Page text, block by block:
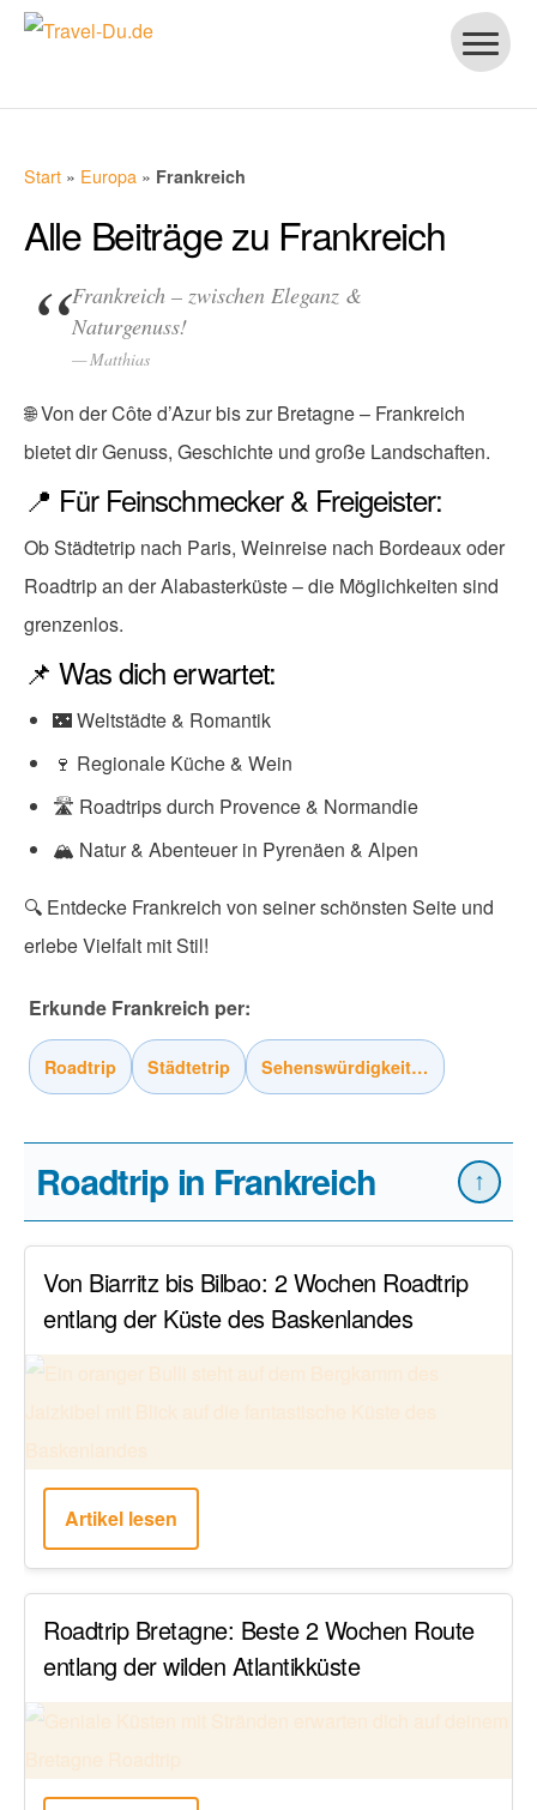
Start » Europa » Frankreich
Alle Beiträge zu Frankreich
Frankreich – zwischen Eleganz &
Naturgenuss!
Matthias
🌐 Von der Côte d’Azur bis zur Bretagne – Frankreich
bietet dir Genuss, Geschichte und große Landschaften.
📍 Für Feinschmecker & Freigeister:
Ob Städtetrip nach Paris, Weinreise nach Bordeaux oder
Roadtrip an der Alabasterküste – die Möglichkeiten sind
grenzenlos.
📌 Was dich erwartet:
🌃 Weltstädte & Romantik
🍷 Regionale Küche & Wein
🛣 Roadtrips durch Provence & Normandie
🏔 Natur & Abenteuer in Pyrenäen & Alpen
🔍 Entdecke Frankreich von seiner schönsten Seite und
erlebe Vielfalt mit Stil!
Erkunde Frankreich per:
Roadtrip Städtetrip Sehenswürdigkeiten
Roadtrip in Frankreich ↑
Von Biarritz bis Bilbao: 2 Wochen Roadtrip
entlang der Küste des Baskenlandes
Artikel lesen
Roadtrip Bretagne: Beste 2 Wochen Route
entlang der wilden Atlantikküste